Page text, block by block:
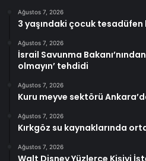
Ağustos 7, 2026
3 yaşındaki çocuk tesadüfen
Ağustos 7, 2026
İsrail Savunma
olmayın’ tehdidi
Ağustos 7, 2026
Kuru meyve sektörü
Ağustos 7, 2026
Kırkgöz su kaynaklarında
Ağustos 7, 2026
Walt Disney Yüzlerce Kişiyi